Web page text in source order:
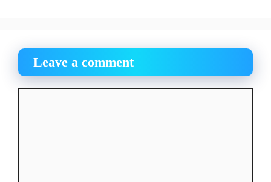
Leave a comment